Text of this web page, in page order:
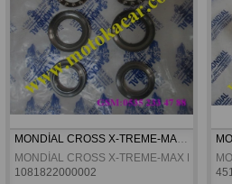
MONDİAL CROSS X-TREME-MAX FURŞ TAKIMI ORJİNAL
MONDİAL CROSS X-TREME-MAX FURŞ
1081822000002